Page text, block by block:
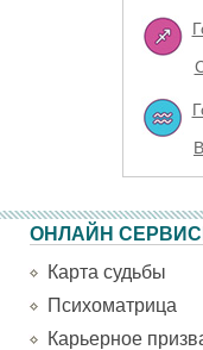
ОНЛАЙН
Карта судьбы
Психоматрица
Карьерное